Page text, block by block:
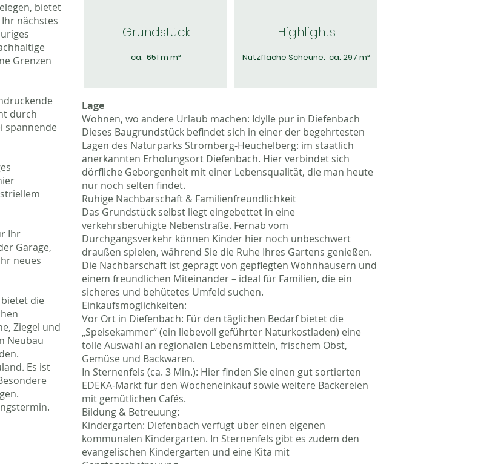
bietet
nächstes
Grenzen
durch
spannende
Ihr
Garage,
neues
die
Ziegel und
Neubau
Es ist
Grundstück
ca. 651 m m²
Highlights
Nutzfläche Scheune: ca. 297 m²
Lage
Wohnen, wo andere Urlaub machen: Idylle pur in Diefenbach
Dieses Baugrundstück befindet sich in einer der begehrtesten
Lagen des Naturparks Stromberg-Heuchelberg: im staatlich
anerkannten Erholungsort Diefenbach. Hier verbindet sich
dörfliche Geborgenheit mit einer Lebensqualität, die man heute
nur noch selten findet.
Ruhige Nachbarschaft & Familienfreundlichkeit
Das Grundstück selbst liegt eingebettet in eine
verkehrsberuhigte Nebenstraße. Fernab vom
Durchgangsverkehr können Kinder hier noch unbeschwert
draußen spielen, während Sie die Ruhe Ihres Gartens genießen.
Die Nachbarschaft ist geprägt von gepflegten Wohnhäusern und
einem freundlichen Miteinander – ideal für Familien, die ein
sicheres und behütetes Umfeld suchen.
Einkaufsmöglichkeiten:
Vor Ort in Diefenbach: Für den täglichen Bedarf bietet die
„Speisekammer“ (ein liebevoll geführter Naturkostladen) eine
tolle Auswahl an regionalen Lebensmitteln, frischem Obst,
Gemüse und Backwaren.
In Sternenfels (ca. 3 Min.): Hier finden Sie einen gut sortierten
EDEKA-Markt für den Wocheneinkauf sowie weitere Bäckereien
mit gemütlichen Cafés.
Bildung & Betreuung:
Kindergärten: Diefenbach verfügt über einen eigenen
kommunalen Kindergarten. In Sternenfels gibt es zudem den
evangelischen Kindergarten und eine Kita mit